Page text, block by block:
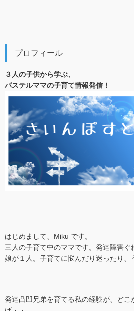
プロフィール
３人の子供から学ぶ、
パステルママの子育て情報発信！
はじめまして、Miku です。
三人の子育て中のママです。発達障害ぐ
娘が１人。子育てに悩んだり迷ったり、
発達凸凹兄弟を育てる私の経験が、どこ